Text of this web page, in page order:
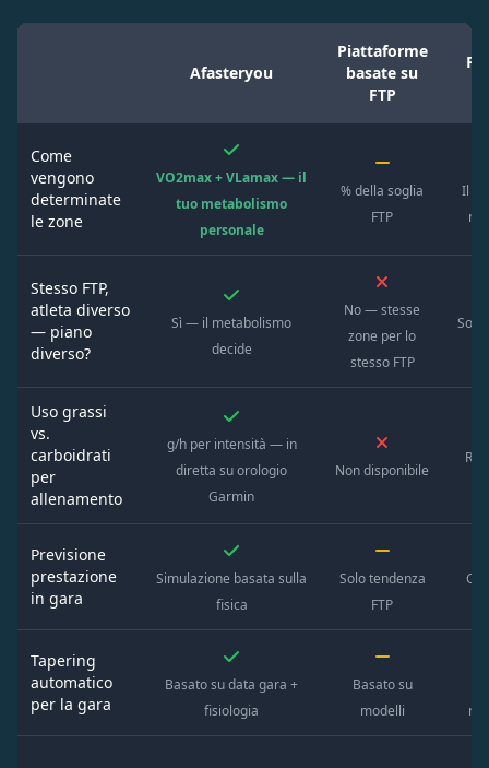
Afasteryou
Piattaforme
basate su
FTP
Come
vengono
determinate
le zone
VO2max + VLamax — il
tuo metabolismo
personale
% della soglia
FTP
Il
Stesso FTP,
atleta diverso
— piano
diverso?
Sì — il metabolismo
decide
No — stesse
zone per lo
stesso FTP
Solo
Uso grassi
vs.
carboidrati
per
allenamento
g/h per intensità — in
diretta su orologio
Garmin
Non disponibile
Previsione
prestazione
in gara
Simulazione basata sulla
fisica
Solo tendenza
FTP
Tapering
automatico
per la gara
Basato su data gara +
fisiologia
Basato su
modelli